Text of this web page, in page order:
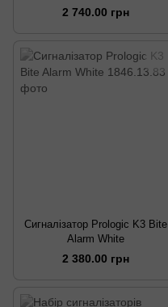
2 740.00 грн
Сигналізатор Prologic K3 Bite
Alarm White
2 380.00 грн